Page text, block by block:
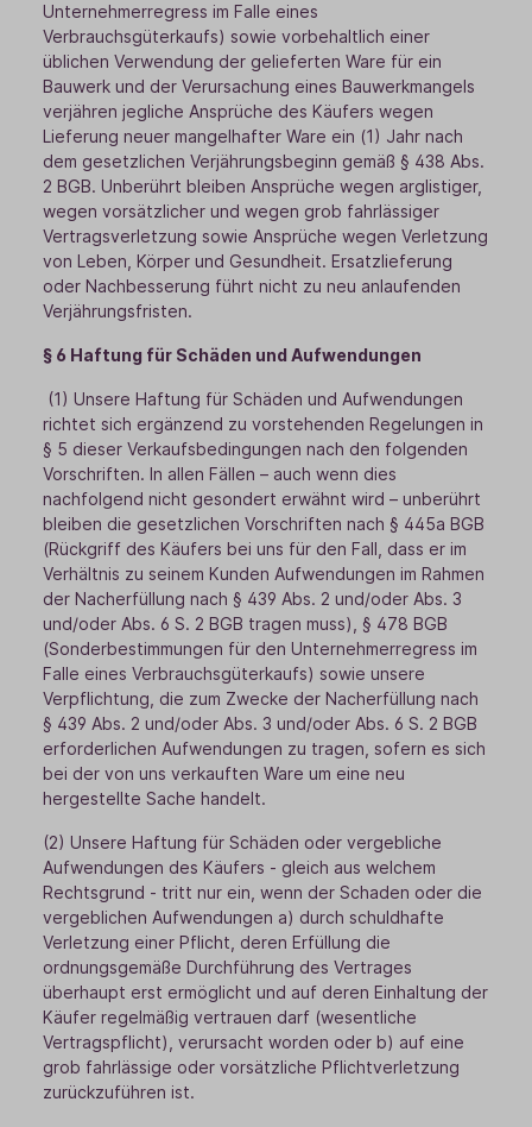
Unternehmerregress im Falle eines
Verbrauchsgüterkaufs) sowie vorbehaltlich einer
üblichen Verwendung der gelieferten Ware für ein
Bauwerk und der Verursachung eines Bauwerkmangels
verjähren jegliche Ansprüche des Käufers wegen
Lieferung neuer mangelhafter Ware ein (1) Jahr nach
dem gesetzlichen Verjährungsbeginn gemäß § 438 Abs.
2 BGB. Unberührt bleiben Ansprüche wegen arglistiger,
wegen vorsätzlicher und wegen grob fahrlässiger
Vertragsverletzung sowie Ansprüche wegen Verletzung
von Leben, Körper und Gesundheit. Ersatzlieferung
oder Nachbesserung führt nicht zu neu anlaufenden
Verjährungsfristen.
§ 6 Haftung für Schäden und Aufwendungen
(1) Unsere Haftung für Schäden und Aufwendungen
richtet sich ergänzend zu vorstehenden Regelungen in
§ 5 dieser Verkaufsbedingungen nach den folgenden
Vorschriften. In allen Fällen – auch wenn dies
nachfolgend nicht gesondert erwähnt wird – unberührt
bleiben die gesetzlichen Vorschriften nach § 445a BGB
(Rückgriff des Käufers bei uns für den Fall, dass er im
Verhältnis zu seinem Kunden Aufwendungen im Rahmen
der Nacherfüllung nach § 439 Abs. 2 und/oder Abs. 3
und/oder Abs. 6 S. 2 BGB tragen muss), § 478 BGB
(Sonderbestimmungen für den Unternehmerregress im
Falle eines Verbrauchsgüterkaufs) sowie unsere
Verpflichtung, die zum Zwecke der Nacherfüllung nach
§ 439 Abs. 2 und/oder Abs. 3 und/oder Abs. 6 S. 2 BGB
erforderlichen Aufwendungen zu tragen, sofern es sich
bei der von uns verkauften Ware um eine neu
hergestellte Sache handelt.
(2) Unsere Haftung für Schäden oder vergebliche
Aufwendungen des Käufers - gleich aus welchem
Rechtsgrund - tritt nur ein, wenn der Schaden oder die
vergeblichen Aufwendungen a) durch schuldhafte
Verletzung einer Pflicht, deren Erfüllung die
ordnungsgemäße Durchführung des Vertrages
überhaupt erst ermöglicht und auf deren Einhaltung der
Käufer regelmäßig vertrauen darf (wesentliche
Vertragspflicht), verursacht worden oder b) auf eine
grob fahrlässige oder vorsätzliche Pflichtverletzung
zurückzuführen ist.